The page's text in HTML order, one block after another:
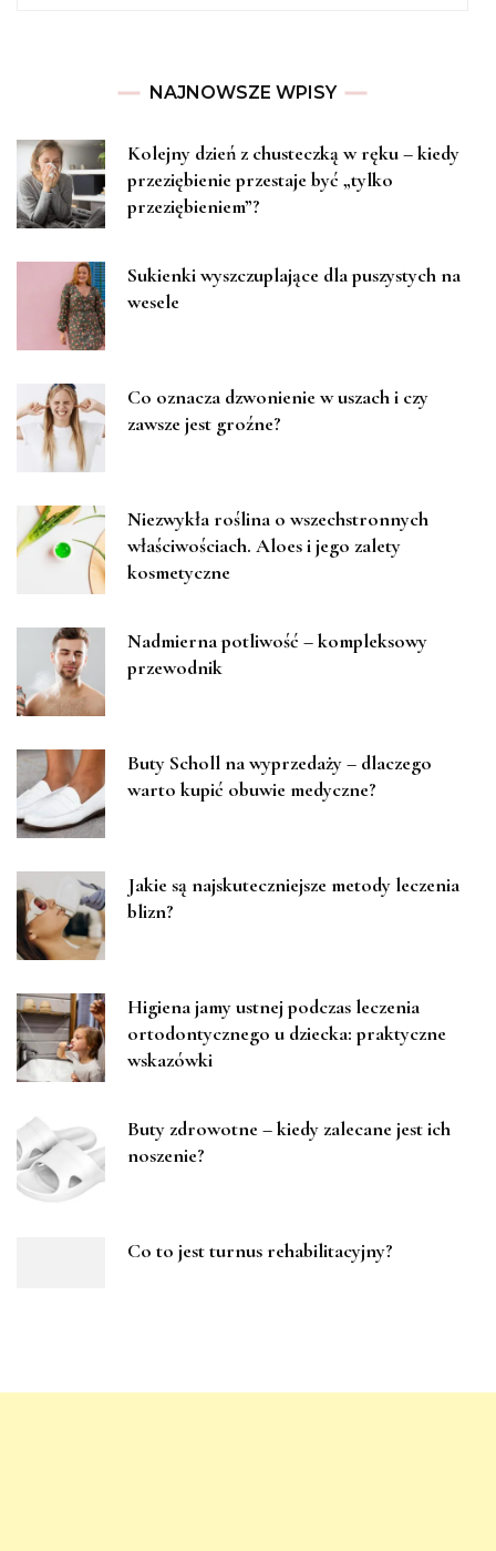
NAJNOWSZE WPISY
Kolejny dzień z chusteczką w ręku – kiedy
przeziębienie przestaje być „tylko
przeziębieniem”?
Sukienki wyszczuplające dla puszystych na
wesele
Co oznacza dzwonienie w uszach i czy
zawsze jest groźne?
Niezwykła roślina o wszechstronnych
właściwościach. Aloes i jego zalety
kosmetyczne
Nadmierna potliwość – kompleksowy
przewodnik
Buty Scholl na wyprzedaży – dlaczego
warto kupić obuwie medyczne?
Jakie są najskuteczniejsze metody leczenia
blizn?
Higiena jamy ustnej podczas leczenia
ortodontycznego u dziecka: praktyczne
wskazówki
Buty zdrowotne – kiedy zalecane jest ich
noszenie?
Co to jest turnus rehabilitacyjny?